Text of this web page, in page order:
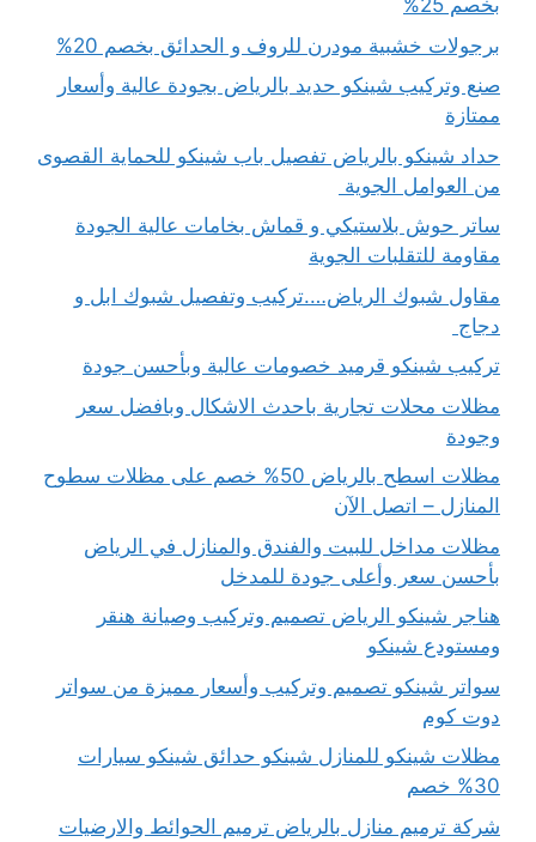
بخصم 25%
برجولات خشبية مودرن للروف و الحدائق بخصم 20%
صنع وتركيب شينكو حديد بالرياض بجودة عالية وأسعار
ممتازة
حداد شينكو بالرياض تفصيل باب شينكو للحماية القصوى
من العوامل الجوية
ساتر حوش بلاستيكي و قماش بخامات عالية الجودة
مقاومة للتقلبات الجوية
مقاول شبوك الرياض….تركيب وتفصيل شبوك ابل و
دجاج
تركيب شينكو قرميد خصومات عالية وبأحسن جودة
مظلات محلات تجارية باحدث الاشكال وبافضل سعر
وجودة
مظلات اسطح بالرياض 50% خصم على مظلات سطوح
المنازل – اتصل الآن
مظلات مداخل للبيت والفندق والمنازل في الرياض
بأحسن سعر وأعلى جودة للمدخل
هناجر شينكو الرياض تصميم وتركيب وصيانة هنقر
ومستودع شينكو
سواتر شينكو تصميم وتركيب وأسعار مميزة من سواتر
دوت كوم
مظلات شينكو للمنازل شينكو حدائق شينكو سيارات
30% خصم
شركة ترميم منازل بالرياض ترميم الحوائط والارضيات